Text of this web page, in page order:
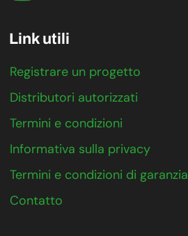
Link utili
Registrare un progetto
Distributori autorizzati
Termini e condizioni
Informativa sulla privacy
Termini e condizioni di garanzia
Contatto